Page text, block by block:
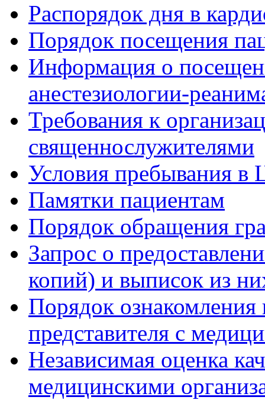
Распорядок дня в
Порядок посещения
Информация о
анестезиологии-
Требования к
священнослужителями
Условия пребывания в
Памятки пациентам
Порядок обращения
Запрос о
копий) и выписок из
Порядок ознакомления
представителя с
Независимая оценка
медицинскими